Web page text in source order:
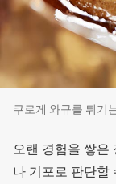
쿠로게 와규를 튀기
오랜 경험을 쌓은
나 기포로 판단할